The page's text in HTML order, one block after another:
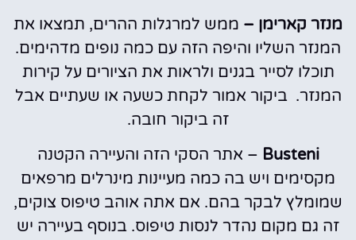
מנזר קארימן – ממש למרגלות ההרים, תמצאו את
המנזר השליו והיפה הזה עם כמה נופים מדהימים.
תוכלו לסייר בגנים ולראות את הציורים על קירות
המנזר. ביקור אמור לקחת כשעה או שעתיים אבל
זה ביקור חובה.
Busteni – אתר הסקי הזה והעיירה הקטנה
מקסימים ויש בה כמה מעיינות מינרלים מרפאים
שמומלץ לבקר בהם. אם אתה אוהב טיפוס צוקים,
זה גם מקום נהדר לנסות טיפוס. בנוסף בעיירה יש